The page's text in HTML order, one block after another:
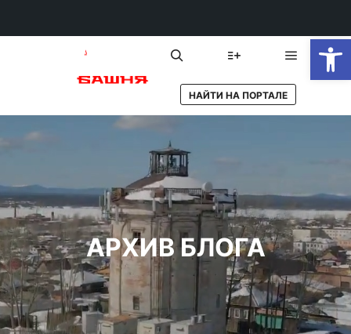
Больше информации
Главное
НАЙТИ НА ПОРТАЛЕ
АРХИВ БЛОГА